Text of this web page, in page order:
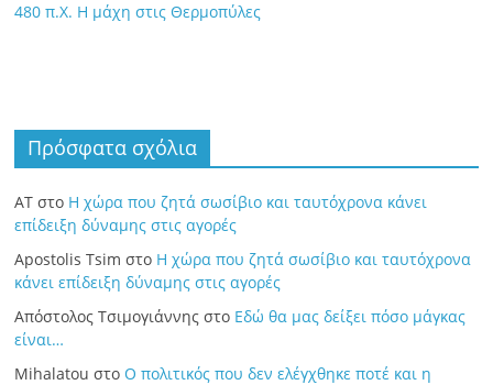
480 π.Χ. Η μάχη στις Θερμοπύλες
Πρόσφατα σχόλια
ΑΤ στο Η χώρα που ζητά σωσίβιο και ταυτόχρονα κάνει
επίδειξη δύναμης στις αγορές
Apostolis Tsim στο Η χώρα που ζητά σωσίβιο και ταυτόχρονα
κάνει επίδειξη δύναμης στις αγορές
Απόστολος Τσιμογιάννης στο Εδώ θα μας δείξει πόσο μάγκας
είναι…
Mihalatou στοΟ πολιτικός που δεν ελέγχθηκε ποτέ και η